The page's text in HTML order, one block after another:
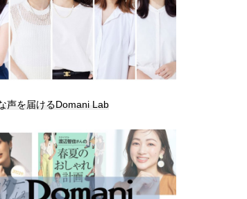
声を届けるDomani Lab